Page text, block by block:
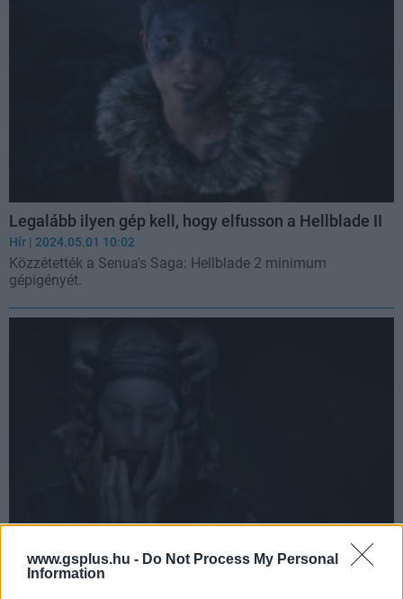
www.gsplus.hu - Do Not Process My Personal
Information
Legalább ilyen gép kell, hogy elfusson a Hellblade II
Hír | 2024.05.01 10:02
Közzétették a Senua's Saga: Hellblade 2 minimum
gépigényét.
Nagyon jó hírünk van a magyar játékosoknak a
Senua's Saga: Hellblade II kapcsán